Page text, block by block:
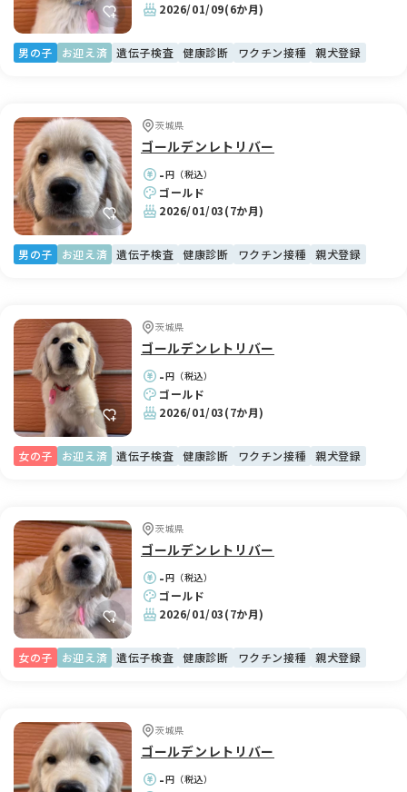
2026/01/09(6か月)
男の子 お迎え済 遺伝子検査 健康診断 ワクチン接種 親犬登録
茨城県
ゴールデンレトリバー
-円（税込）
ゴールド
2026/01/03(7か月)
男の子 お迎え済 遺伝子検査 健康診断 ワクチン接種 親犬登録
茨城県
ゴールデンレトリバー
-円（税込）
ゴールド
2026/01/03(7か月)
女の子 お迎え済 遺伝子検査 健康診断 ワクチン接種 親犬登録
茨城県
ゴールデンレトリバー
-円（税込）
ゴールド
2026/01/03(7か月)
女の子 お迎え済 遺伝子検査 健康診断 ワクチン接種 親犬登録
茨城県
ゴールデンレトリバー
-円（税込）